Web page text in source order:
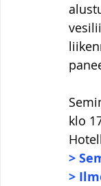
klo
>
>